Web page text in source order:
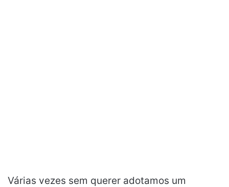
Várias vezes sem querer adotamos um